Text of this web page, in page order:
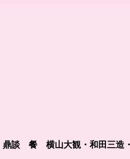
鼎談 餐 横山大観・和田三造